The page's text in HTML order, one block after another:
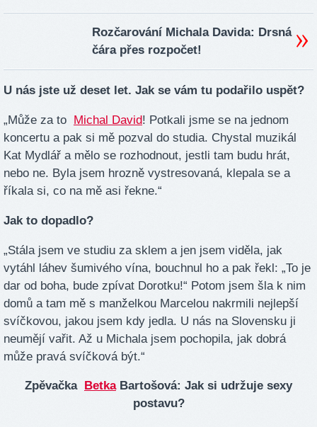
Rozčarování Michala Davida: Drsná
čára přes rozpočet!
U nás jste už deset let. Jak se vám tu podařilo uspět?
„Může za to Michal David! Potkali jsme se na jednom
koncertu a pak si mě pozval do studia. Chystal muzikál
Kat Mydlář a mělo se rozhodnout, jestli tam budu hrát,
nebo ne. Byla jsem hrozně vystresovaná, klepala se a
říkala si, co na mě asi řekne.“
Jak to dopadlo?
„Stála jsem ve studiu za sklem a jen jsem viděla, jak
vytáhl láhev šumivého vína, bouchnul ho a pak řekl: „To je
dar od boha, bude zpívat Dorotku!“ Potom jsem šla k nim
domů a tam mě s manželkou Marcelou nakrmili nejlepší
svíčkovou, jakou jsem kdy jedla. U nás na Slovensku ji
neumějí vařit. Až u Michala jsem pochopila, jak dobrá
může pravá svíčková být.“
Zpěvačka BetkaBartošová: Jak si udržuje sexy
postavu?